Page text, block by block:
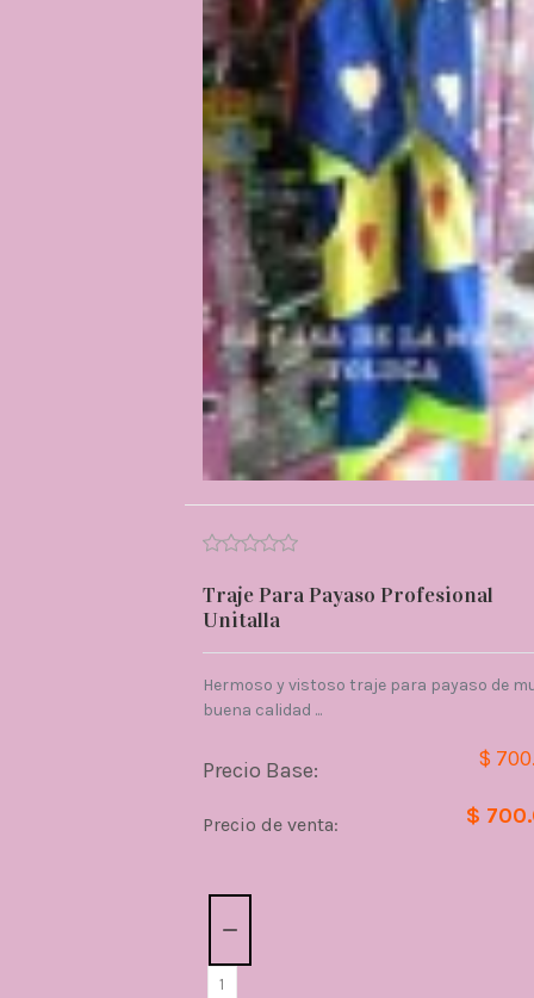
Traje Para Payaso Profesional
Unitalla
Hermoso y vistoso traje para payaso de
buena calidad ...
Precio Base: $
Precio de venta: $